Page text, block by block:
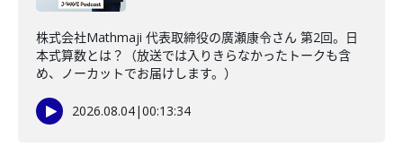
株式会社Mathmaji 代表取締役の廣瀬康令さん 第2回。日
本式算数とは？（放送では入りきらなかったトークも含
め、ノーカットでお届けします。）
2026.08.04|00:13:34